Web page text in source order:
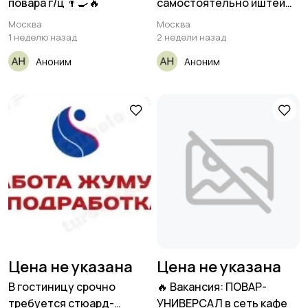
Москва
1 неделю назад
Аноним
алган,
Москва
2 недели назад
Аноним
Цена не указана
В гостиницу срочно
требуется стюард-
Цена не указана
🔥 Вакансия: ПОВАР-
УНИВЕРСАЛ в сеть кафе